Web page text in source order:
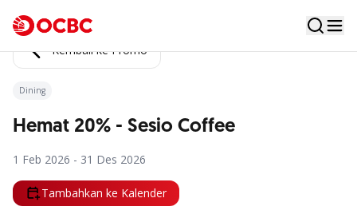
Kembali ke Promo
Dining
Hemat 20% - Sesio Coffee
1 Feb 2026 - 31 Des 2026
Tambahkan ke Kalender